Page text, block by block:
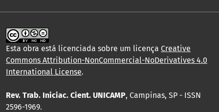
Esta obra está licenciada sobre um licença Creative
Commons Attribution-NonCommercial-NoDerivatives 4.0
International License.
Rev. Trab. Iniciac. Cient. UNICAMP, Campinas, SP - ISSN
2596-1969.